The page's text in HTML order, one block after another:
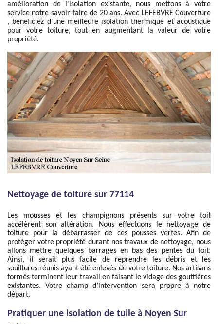
amélioration de l'isolation existante, nous mettons à votre
service notre savoir-faire de 20 ans. Avec LEFEBVRE Couverture
, bénéficiez d'une meilleure isolation thermique et acoustique
pour votre toiture, tout en augmentant la valeur de votre
propriété.
Nettoyage de toiture sur 77114
Les mousses et les champignons présents sur votre toit
accélèrent son altération. Nous effectuons le nettoyage de
toiture pour la débarrasser de ces pousses vertes. Afin de
protéger votre propriété durant nos travaux de nettoyage, nous
allons mettre quelques barrages en bas des pentes du toit.
Ainsi, il serait plus facile de reprendre les débris et les
souillures réunis ayant été enlevés de votre toiture. Nos artisans
formés terminent leur travail en faisant le vidage des gouttières
existantes. Votre champ d’intervention sera propre à notre
départ.
Pratiquer une isolation de tuile à Noyen Sur